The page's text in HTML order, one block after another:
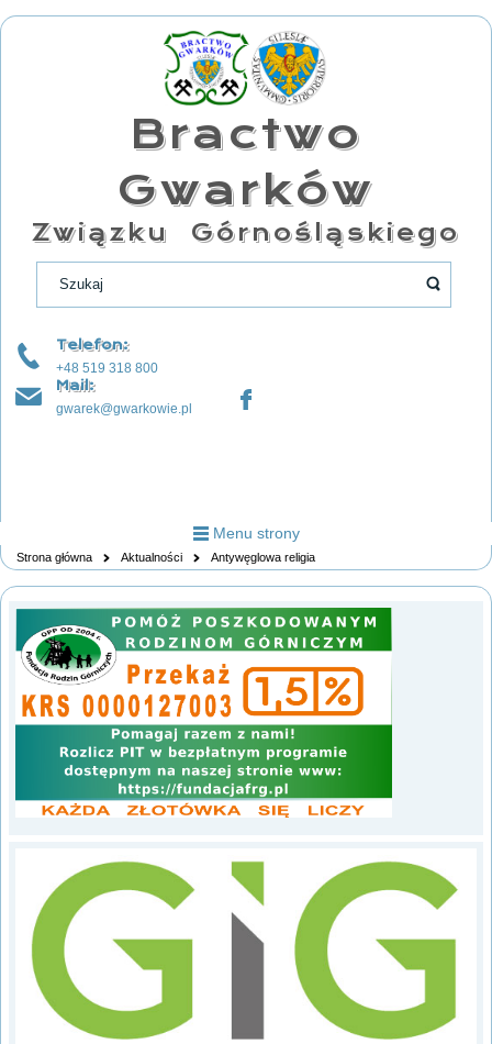
Bractwo
Gwarków
Związku Górnośląskiego
Telefon:
+48 519 318 800
Mail:
gwarek@gwarkowie.pl
Menu strony
Strona główna Aktualności Antywęglowa religia